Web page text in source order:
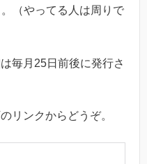
（やってる人は周りで
毎月25日前後に発行さ
リンクからどうぞ。